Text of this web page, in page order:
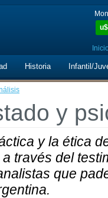
u$
Historia Infantil/
y
y la ética
través del
que